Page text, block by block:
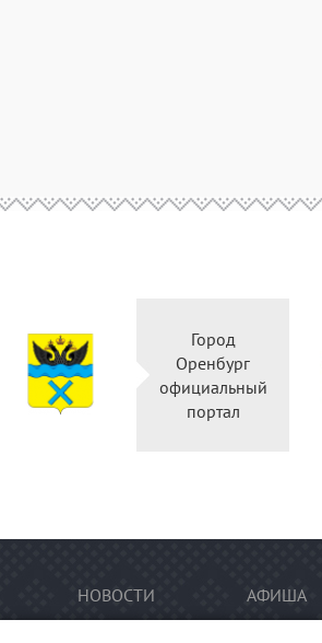
Город
Оренбург
официальный
портал
НОВОСТИ АФИША